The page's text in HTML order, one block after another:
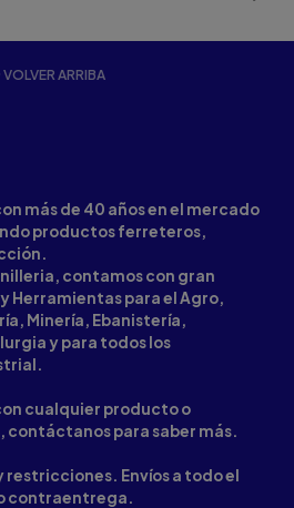
VOLVER ARRIBA
más de 40 años en el mercado
productos ferreteros,
contamos con gran
Herramientas para el Agro,
Minería, Ebanistería,
y para todos los
cualquier producto o
contáctanos para saber más.
Envíos a todo el
contraentrega.